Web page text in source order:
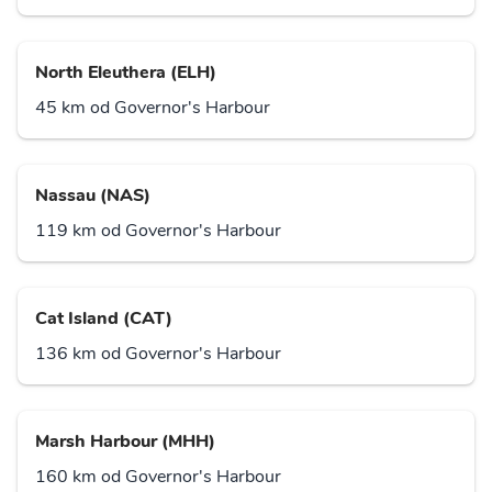
North Eleuthera (ELH)
45 km od Governor's Harbour
Nassau (NAS)
119 km od Governor's Harbour
Cat Island (CAT)
136 km od Governor's Harbour
Marsh Harbour (MHH)
160 km od Governor's Harbour